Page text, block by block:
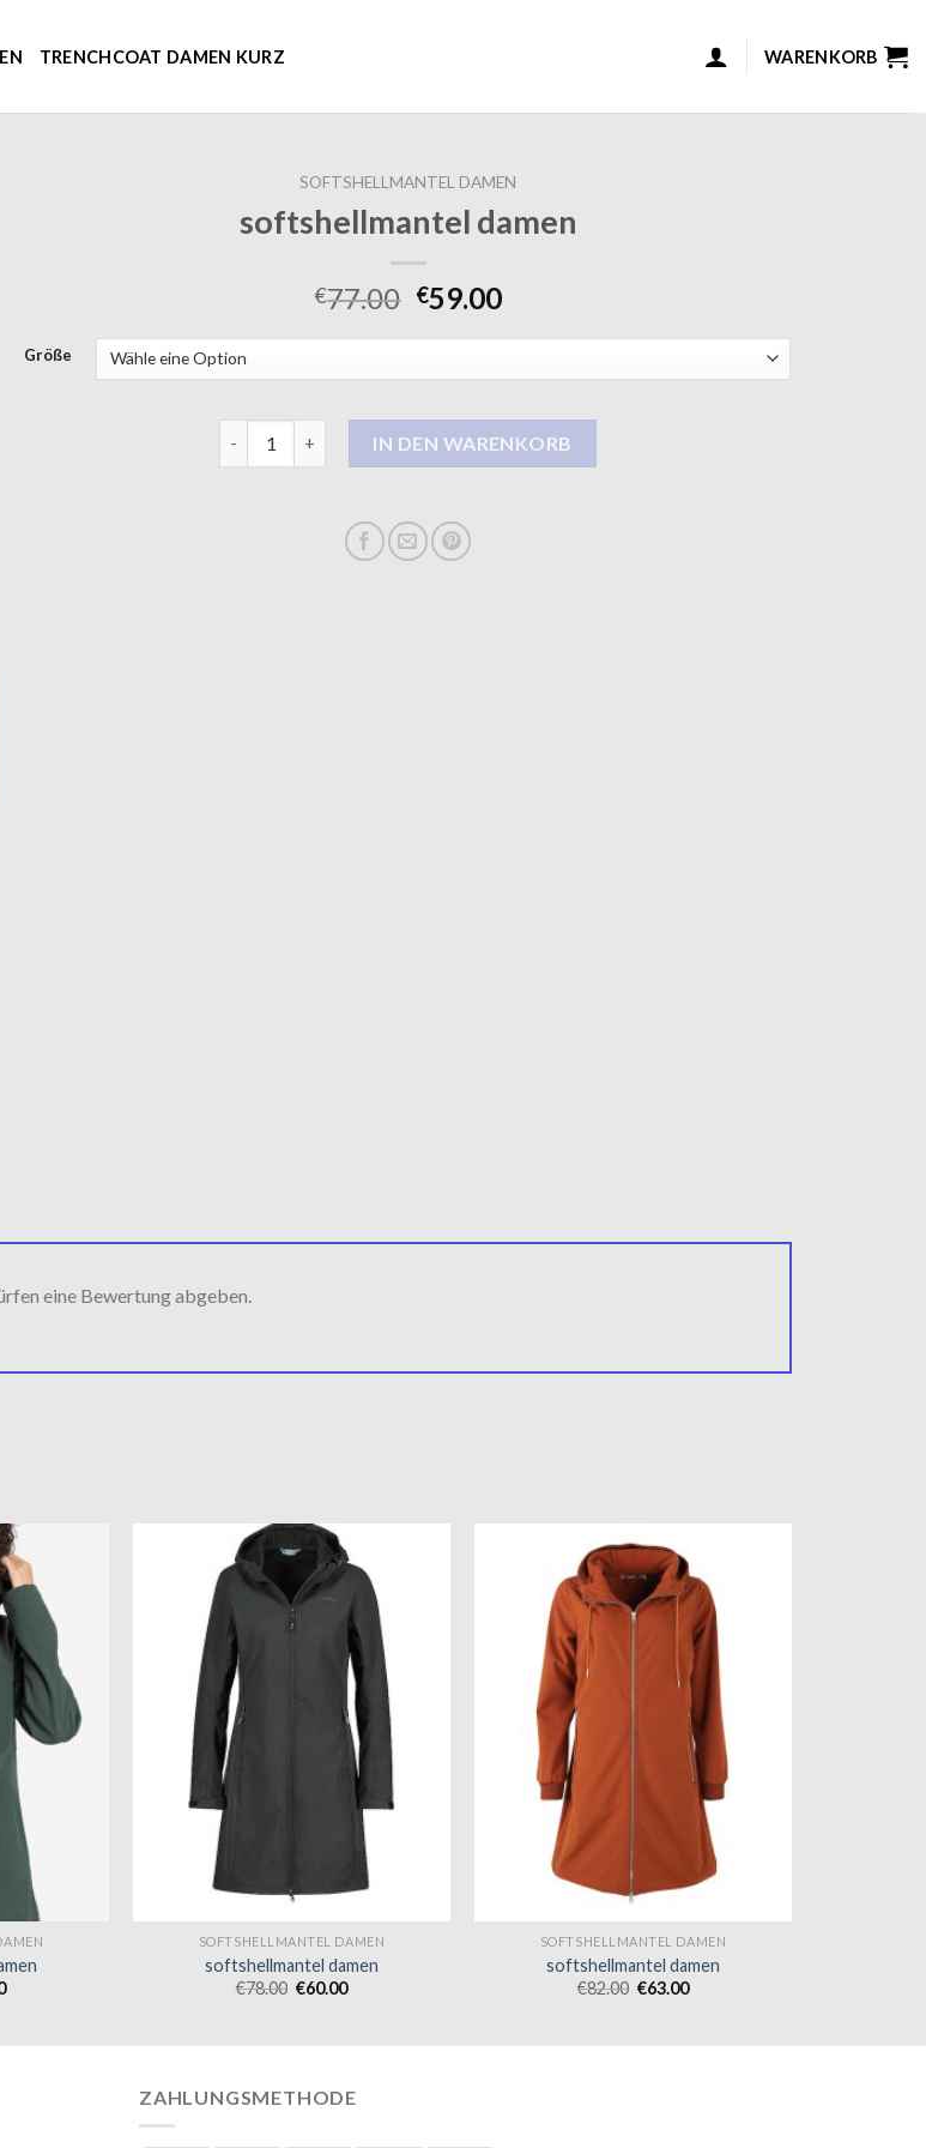
TRENCHCOAT DAMEN KURZ WARENKORB
SOFTSHELLMANTEL DAMEN
softshellmantel damen
€77.00 €59.00
Größe
IN DEN WARENKORB
eine Bewertung abgeben.
SOFTSHELLMANTEL DAMEN
softshellmantel damen
€78.00 €60.00
SOFTSHELLMANTEL DAMEN
softshellmantel damen
€82.00 €63.00
ZAHLUNGSMETHODE